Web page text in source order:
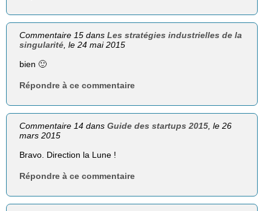
Commentaire 15 dansLes stratégies industrielles de la
singularité , le 24 mai 2015
bien 🙂
Répondre à ce commentaire
Commentaire 14 dansGuide des startups 2015 , le 26
mars 2015
Bravo. Direction la Lune !
Répondre à ce commentaire